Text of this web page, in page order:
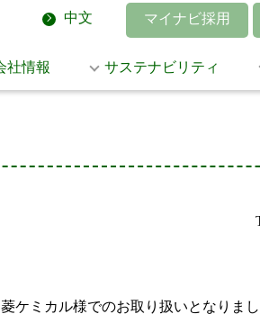
中文 マイナビ採用
社情報 サステナビリティ
ケミカル様でのお取り扱いとなりま